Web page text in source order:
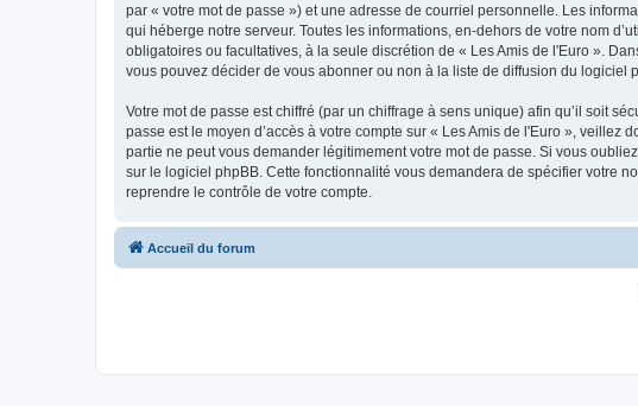
par « votre mot de passe ») et une adresse de courriel personnelle. Les
qui héberge notre serveur. Toutes les informations, en-dehors de votre nom
obligatoires ou facultatives, à la seule discrétion de « Les Amis de l'Euro ».
vous pouvez décider de vous abonner ou non à la liste de diffusion du logiciel
Votre mot de passe est chiffré (par un chiffrage à sens unique) afin qu’il soit
passe est le moyen d’accès à votre compte sur « Les Amis de l'Euro »,
partie ne peut vous demander légitimement votre mot de passe. Si vous
sur le logiciel phpBB. Cette fonctionnalité vous demandera de spécifier votre
reprendre le contrôle de votre compte.
Accueil du forum